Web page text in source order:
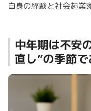
自身の経験と社会起業
中年期は不安
直し”の季節で